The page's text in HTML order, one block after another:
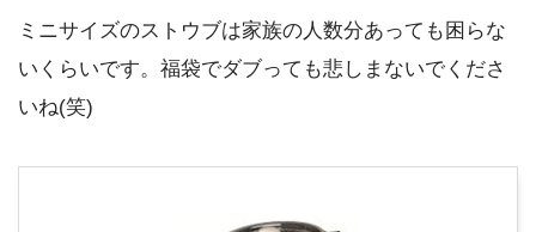
ミニサイズのストウブは家族の人数分あっても困らな
いくらいです。福袋でダブっても悲しまないでくださ
いね(笑)